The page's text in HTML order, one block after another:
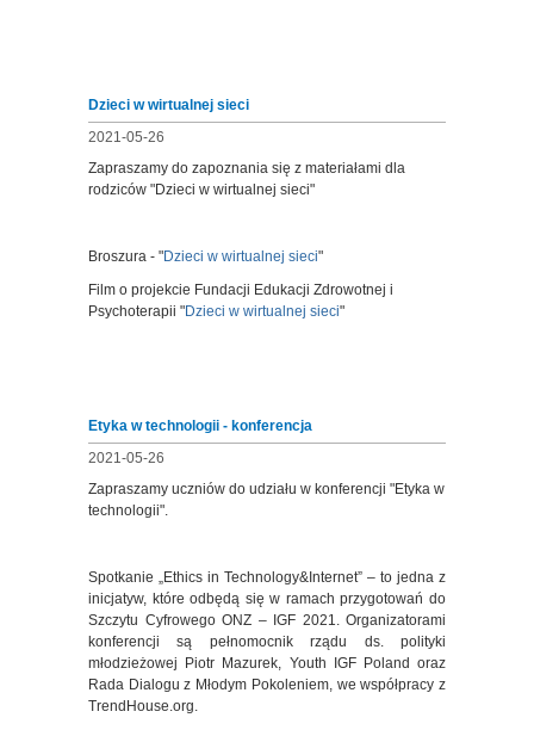
Dzieci w wirtualnej sieci
2021-05-26
Zapraszamy do zapoznania się z materiałami dla
rodziców "Dzieci w wirtualnej sieci"
Broszura - "Dzieci w wirtualnej sieci"
Film o projekcie Fundacji Edukacji Zdrowotnej i
Psychoterapii "Dzieci w wirtualnej sieci"
Etyka w technologii - konferencja
2021-05-26
Zapraszamy uczniów do udziału w konferencji "Etyka w
technologii".
Spotkanie „Ethics in Technology&Internet” – to jedna z
inicjatyw, które odbędą się w ramach przygotowań do
Szczytu Cyfrowego ONZ – IGF 2021. Organizatorami
konferencji są pełnomocnik rządu ds. polityki
młodzieżowej Piotr Mazurek, Youth IGF Poland oraz
Rada Dialogu z Młodym Pokoleniem, we współpracy z
TrendHouse.org.